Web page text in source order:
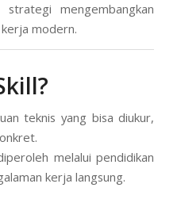
mengembangkan
modern.
teknis yang bisa diukur,
melalui pendidikan
kerja langsung.